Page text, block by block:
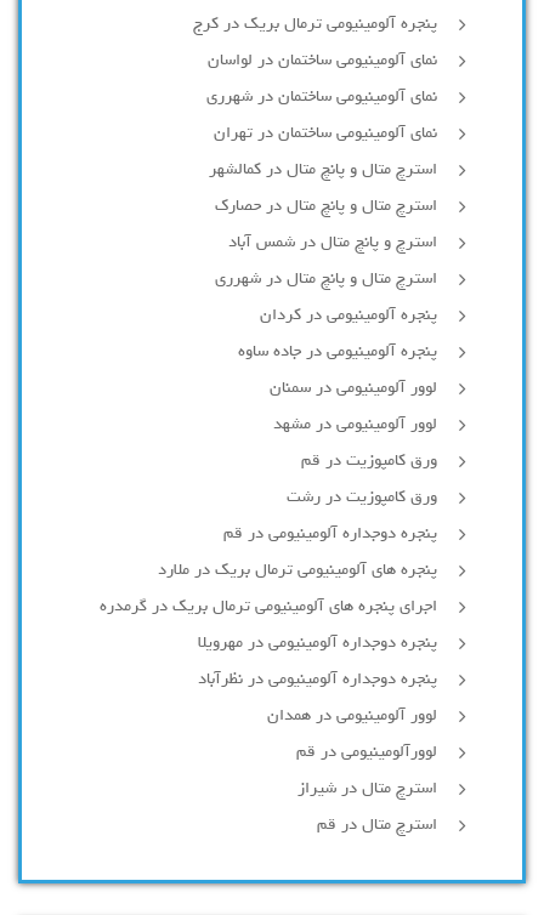
پنجره آلومینیومی ترمال بریک در کرج
نمای آلومینیومی ساختمان در لواسان
نمای آلومینیومی ساختمان در شهرری
نمای آلومینیومی ساختمان در تهران
استرچ متال و پانچ متال در کمالشهر
استرچ متال و پانچ متال در حصارك
استرچ و پانچ متال در شمس آباد
استرچ متال و پانچ متال در شهرری
پنجره آلومینیومی در کردان
پنجره آلومینیومی در جاده ساوه
لوور آلومینیومی در سمنان
لوور آلومینیومی در مشهد
ورق کامپوزیت در قم
ورق کامپوزیت در رشت
پنجره دوجداره آلومينيومی در قم
پنجره های آلومینیومی ترمال بریک در ملارد
اجرای پنجره های آلومینیومی ترمال بریک در گرمدره
پنجره دوجداره آلومینیومی در مهرویلا
پنجره دوجداره آلومینیومی در نظرآباد
لوور آلومینیومی در همدان
لوورآلومینیومی در قم
استرچ متال در شیراز
استرچ متال در قم